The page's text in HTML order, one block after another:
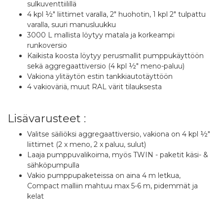
sulkuventtiilillä
4 kpl ½" liittimet varalla, 2" huohotin, 1 kpl 2" tulpattu
varalla, suuri manusluukku
3000 L mallista löytyy matala ja korkeampi
runkoversio
Kaikista koosta löytyy perusmallit pumppukäyttöön
sekä aggregaattiversio (4 kpl ½" meno-paluu)
Vakiona ylitäytön estin tankkiautotäyttöön
4 vakioväriä, muut RAL värit tilauksesta
Lisävarusteet :
Valitse säiliöksi aggregaattiversio, vakiona on 4 kpl ½"
liittimet (2 x meno, 2 x paluu, sulut)
Laaja pumppuvalikoima, myös TWIN - paketit käsi- &
sähköpumpulla
Vakio pumppupaketeissa on aina 4 m letkua,
Compact malliin mahtuu max 5-6 m, pidemmät ja
kelat